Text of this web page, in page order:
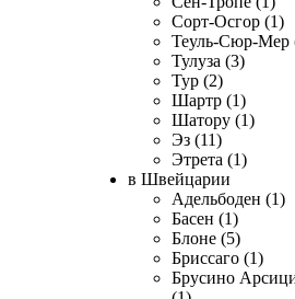
Сорт-Осгор (1)
Теуль-Сюр-Мер
Тулуза (3)
Тур (2)
Шартр (1)
Шатору (1)
Эз (11)
Этрета (1)
в Швейцарии
Адельбоден (1)
Басен (1)
Блоне (5)
Бриссаго (1)
Брусино